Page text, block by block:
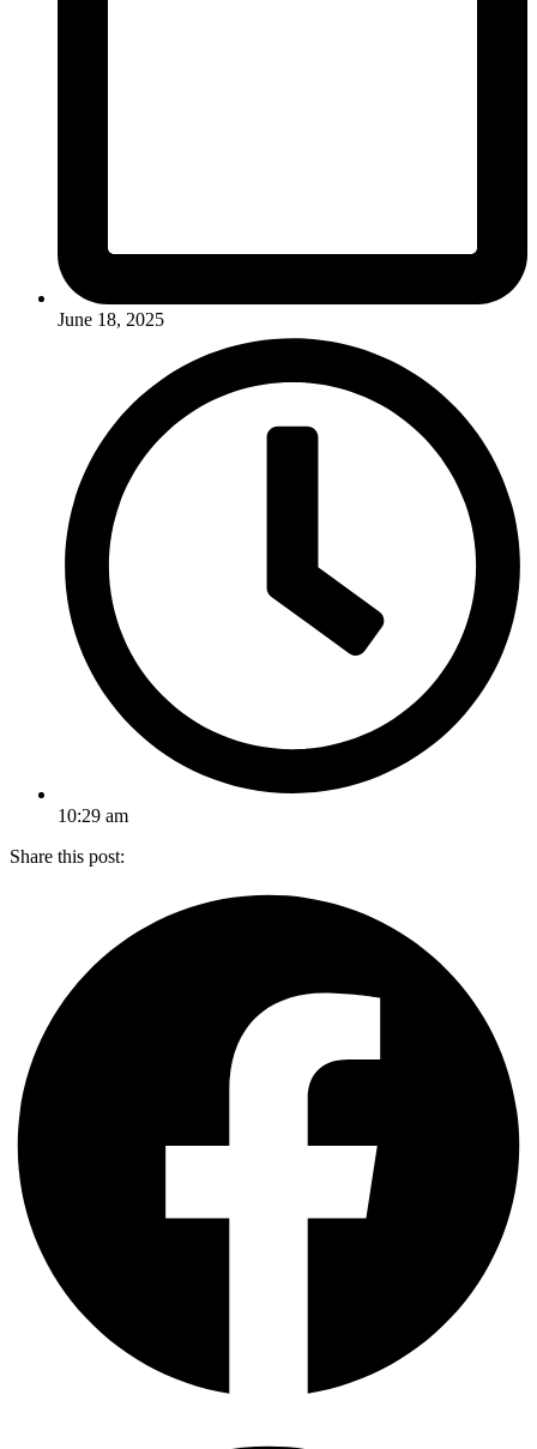
June 18, 2025
10:29 am
Share this post: